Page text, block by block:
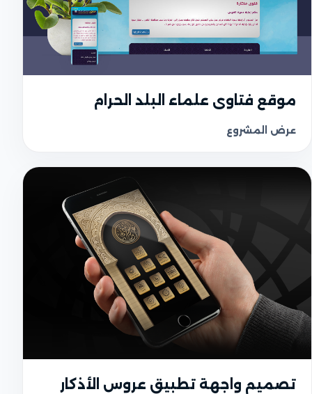
موقع فتاوى علماء البلد الحرام
عرض المشروع
تصميم واجهة تطبيق عروس الأذكار